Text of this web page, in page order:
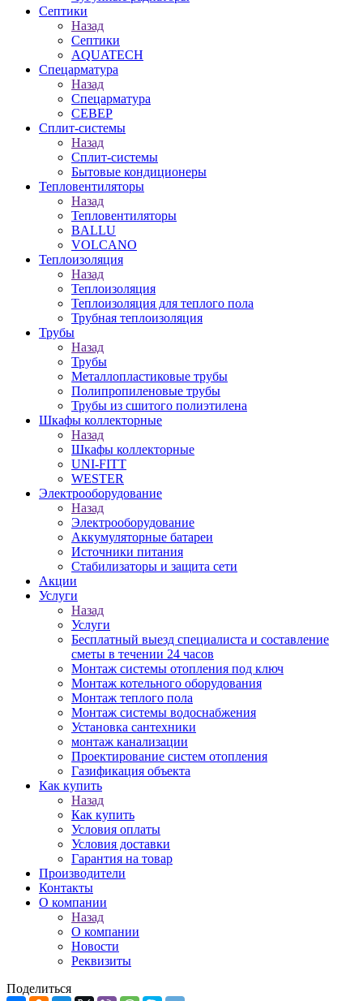
Септики
Назад
Септики
AQUATECH
Спецарматура
Назад
Спецарматура
СЕВЕР
Сплит-системы
Назад
Сплит-системы
Бытовые кондиционеры
Тепловентиляторы
Назад
Тепловентиляторы
BALLU
VOLCANO
Теплоизоляция
Назад
Теплоизоляция
Теплоизоляция для теплого пола
Трубная теплоизоляция
Трубы
Назад
Трубы
Металлопластиковые трубы
Полипропиленовые трубы
Трубы из сшитого полиэтилена
Шкафы коллекторные
Назад
Шкафы коллекторные
UNI-FITT
WESTER
Электрооборудование
Назад
Электрооборудование
Аккумуляторные батареи
Источники питания
Стабилизаторы и защита сети
Акции
Услуги
Назад
Услуги
Бесплатный выезд специалиста и составление
сметы в течении 24 часов
Монтаж системы отопления под ключ
Монтаж котельного оборудования
Монтаж теплого пола
Монтаж системы водоснабжения
Установка сантехники
монтаж канализации
Проектирование систем отопления
Газификация объекта
Как купить
Назад
Как купить
Условия оплаты
Условия доставки
Гарантия на товар
Производители
Контакты
О компании
Назад
О компании
Новости
Реквизиты
Поделиться